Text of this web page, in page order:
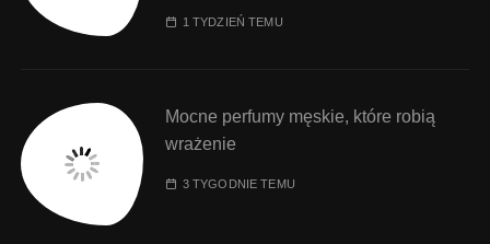
1 TYDZIEŃ TEMU
Mocne perfumy męskie, które robią
wrażenie
3 TYGODNIE TEMU